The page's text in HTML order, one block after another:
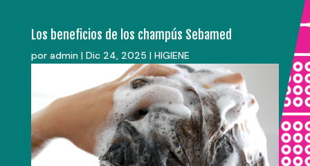
Los beneficios de los champús Sebamed
por admin| Dic 24, 2025 | HIGIENE